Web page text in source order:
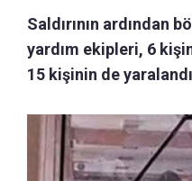
Saldırının ardından
yardım ekipleri, 6
15 kişinin de